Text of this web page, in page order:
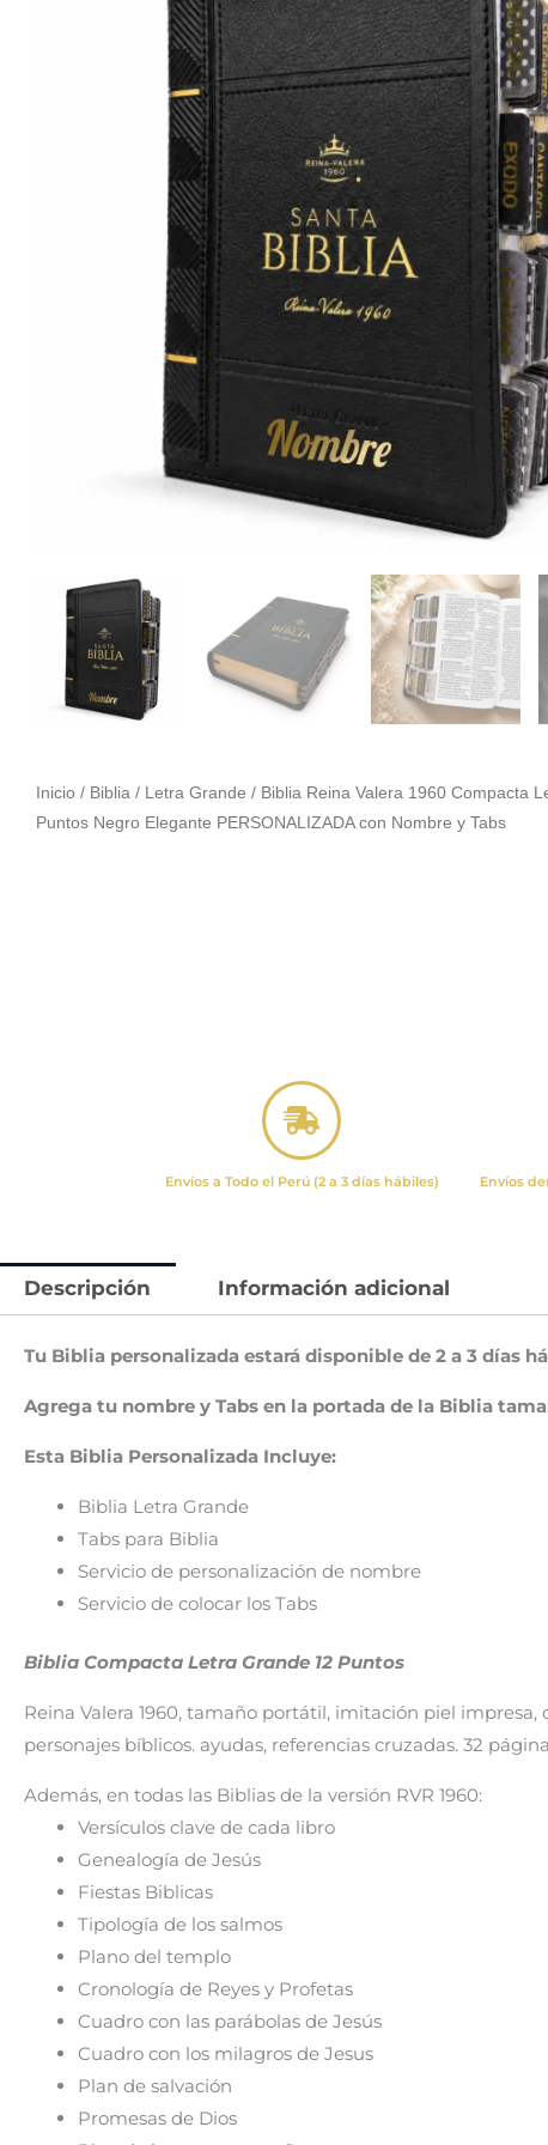
Inicio / Biblia / Letra Grande / Biblia Reina Valera 1960 Compacta
Puntos Negro Elegante PERSONALIZADA con Nombre y Tabs
Envíos a Todo el Perú (2 a 3 días hábiles) Envíos
Descripción Información adicional
Tu Biblia personalizada estará disponible de 2 a 3 días
Agrega tu nombre y Tabs en la portada de la Biblia
Esta Biblia Personalizada Incluye:
Biblia Letra Grande
Tabs para Biblia
Servicio de personalización de nombre
Servicio de colocar los Tabs
Biblia Compacta Letra Grande 12 Puntos
Reina Valera 1960, tamaño portátil, imitación piel
personajes bíblicos. ayudas, referencias cruzadas. 32
Además, en todas las Biblias de la versión RVR 1960:
Versículos clave de cada libro
Genealogía de Jesús
Fiestas Biblicas
Tipología de los salmos
Plano del templo
Cronología de Reyes y Profetas
Cuadro con las parábolas de Jesús
Cuadro con los milagros de Jesus
Plan de salvación
Promesas de Dios